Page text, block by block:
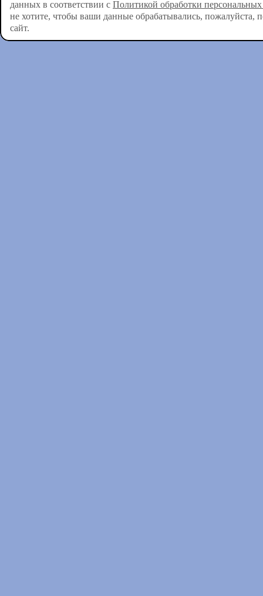
данных в соответствии с Политикой обработки
не хотите, чтобы ваши данные обрабатывались, пожалуйста,
сайт.